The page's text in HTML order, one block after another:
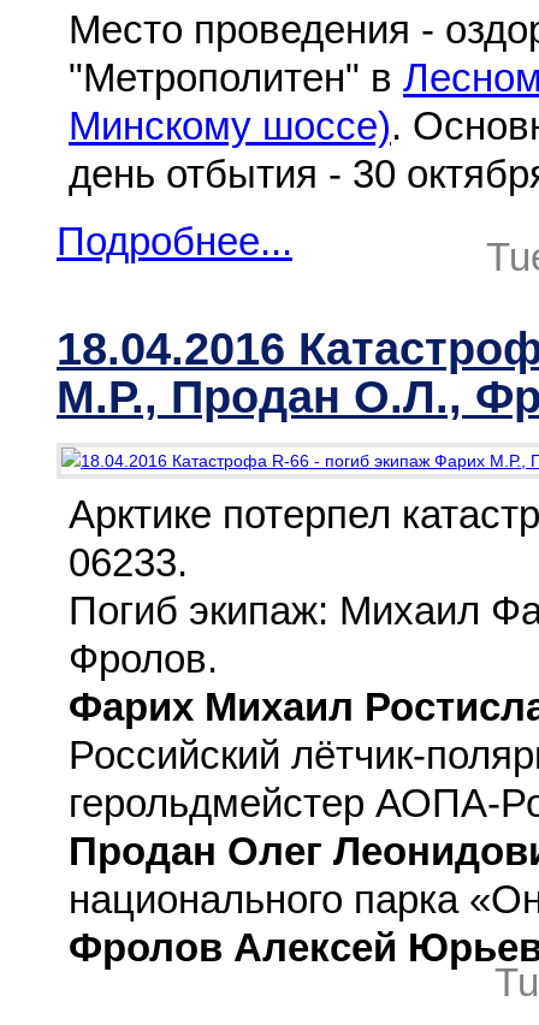
Место проведения -
"Метрополитен" в
Минскому шоссе).
день отбытия - 30
Подробнее...
18.04.2016
М.Р., Продан О.Л.,
Арктике потерпел
06233.
Погиб экипаж: Михаил
Фролов.
Фарих Михаил
Российский лётчик-
герольдмейстер АОПА-
Продан Олег
национального парка
Фролов Алексей